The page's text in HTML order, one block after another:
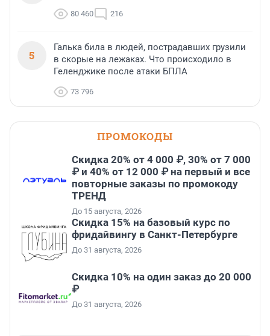
80 460 216
5
Галька била в людей, пострадавших грузили
в скорые на лежаках. Что происходило в
Геленджике после атаки БПЛА
73 796
ПРОМОКОДЫ
Скидка 20% от 4 000 ₽, 30% от 7 000
₽ и 40% от 12 000 ₽ на первый и все
повторные заказы по промокоду
ТРЕНД
До 15 августа, 2026
Скидка 15% на базовый курс по
фридайвингу в Санкт-Петербурге
До 31 августа, 2026
Скидка 10% на один заказ до 20 000
₽
До 31 августа, 2026